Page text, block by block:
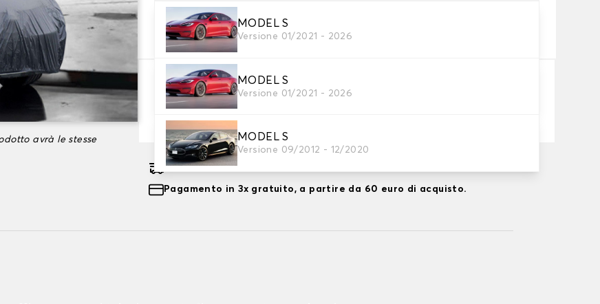
avrà le stesse
MODEL S
Versione 01/2021 - 2026
MODEL S
Versione 01/2021 - 2026
MODEL S
Versione 09/2012 - 12/2020
2. Livello di protezione
Scegli il telo protettivo adatto alle tue esigenze
79,29 €
Consegna gratuita stimata su 17/08/2026
Pagamento in 3x gratuito, a partire da 60 euro di acquisto.